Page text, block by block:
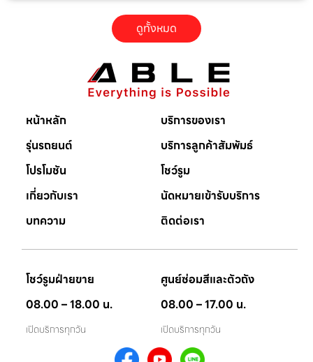
ดูทั้งหมด
หน้าหลัก
รุ่นรถยนต์
โปรโมชัน
เกี่ยวกับเรา
บทความ
บริการของเรา
บริการลูกค้าสัมพัมธ์
โชว์รูม
นัดหมายเข้ารับบริการ
ติดต่อเรา
โชว์รูมฝ่ายขาย
08.00 – 18.00 น.
เปิดบริการทุกวัน
ศูนย์ซ่อมสีและตัวถัง
08.00 – 17.00 น.
เปิดบริการทุกวัน